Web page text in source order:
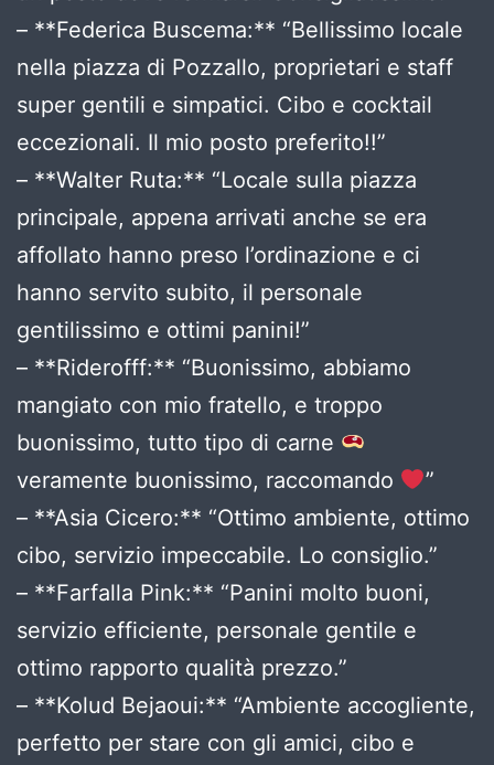
– **Federica Buscema:** “Bellissimo locale
nella piazza di Pozzallo, proprietari e staff
super gentili e simpatici. Cibo e cocktail
eccezionali. Il mio posto preferito!!”
– **Walter Ruta:** “Locale sulla piazza
principale, appena arrivati anche se era
affollato hanno preso l’ordinazione e ci
hanno servito subito, il personale
gentilissimo e ottimi panini!”
– **Riderofff:** “Buonissimo, abbiamo
mangiato con mio fratello, e troppo
buonissimo, tutto tipo di carne
veramente buonissimo, raccomando
”
– **Asia Cicero:** “Ottimo ambiente, ottimo
cibo, servizio impeccabile. Lo consiglio.”
– **Farfalla Pink:** “Panini molto buoni,
servizio efficiente, personale gentile e
ottimo rapporto qualità prezzo.”
– **Kolud Bejaoui:** “Ambiente accogliente,
perfetto per stare con gli amici, cibo e